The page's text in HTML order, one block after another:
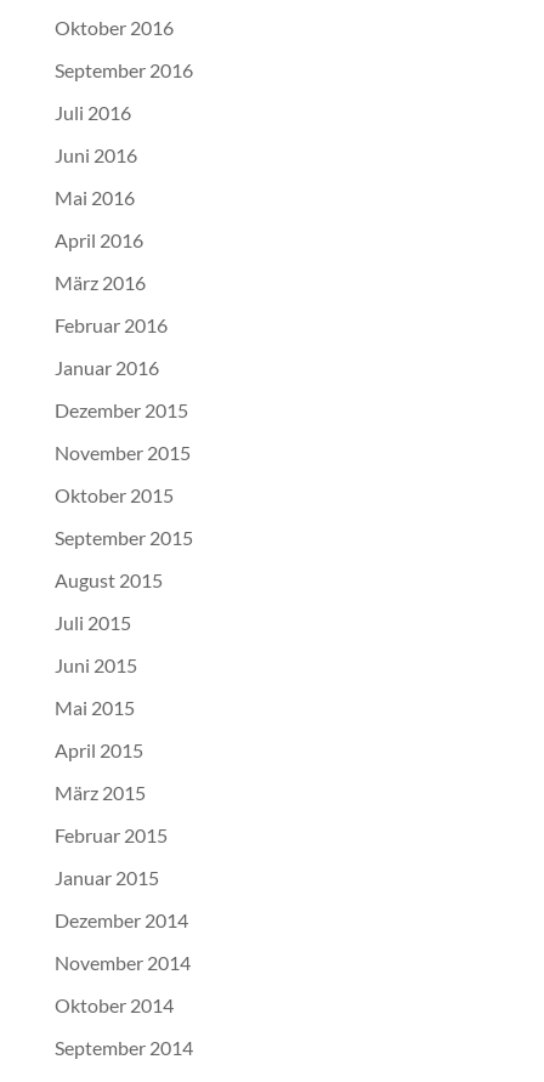
Oktober 2016
September 2016
Juli 2016
Juni 2016
Mai 2016
April 2016
März 2016
Februar 2016
Januar 2016
Dezember 2015
November 2015
Oktober 2015
September 2015
August 2015
Juli 2015
Juni 2015
Mai 2015
April 2015
März 2015
Februar 2015
Januar 2015
Dezember 2014
November 2014
Oktober 2014
September 2014